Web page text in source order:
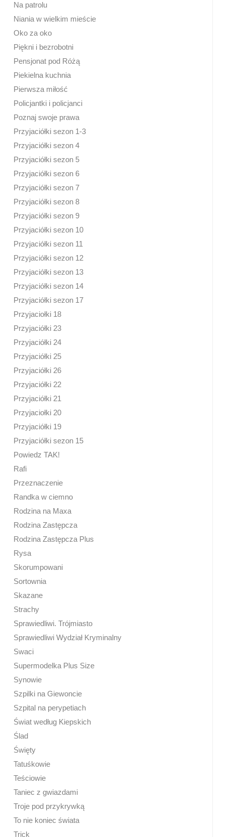
Na patrolu
Niania w wielkim mieście
Oko za oko
Piękni i bezrobotni
Pensjonat pod Różą
Piekielna kuchnia
Pierwsza miłość
Policjantki i policjanci
Poznaj swoje prawa
Przyjaciółki sezon 1-3
Przyjaciółki sezon 4
Przyjaciółki sezon 5
Przyjaciółki sezon 6
Przyjaciółki sezon 7
Przyjaciółki sezon 8
Przyjaciółki sezon 9
Przyjaciółki sezon 10
Przyjaciółki sezon 11
Przyjaciółki sezon 12
Przyjaciółki sezon 13
Przyjaciółki sezon 14
Przyjaciółki sezon 17
Przyjaciołki 18
Przyjaciółki 23
Przyjaciółki 24
Przyjaciółki 25
Przyjaciółki 26
Przyjaciółki 22
Przyjaciółki 21
Przyjaciołki 20
Przyjaciółki 19
Przyjaciółki sezon 15
Powiedz TAK!
Rafi
Przeznaczenie
Randka w ciemno
Rodzina na Maxa
Rodzina Zastępcza
Rodzina Zastępcza Plus
Rysa
Skorumpowani
Sortownia
Skazane
Strachy
Sprawiedliwi. Trójmiasto
Sprawiedliwi Wydział Kryminalny
Swaci
Supermodelka Plus Size
Synowie
Szpilki na Giewoncie
Szpital na perypetiach
Świat według Kiepskich
Ślad
Święty
Tatuśkowie
Teściowie
Taniec z gwiazdami
Troje pod przykrywką
To nie koniec świata
Trick